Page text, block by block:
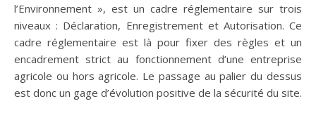
l’Environnement », est un cadre réglementaire sur trois
niveaux : Déclaration, Enregistrement et Autorisation. Ce
cadre réglementaire est là pour fixer des règles et un
encadrement strict au fonctionnement d’une entreprise
agricole ou hors agricole. Le passage au palier du dessus
est donc un gage d’évolution positive de la sécurité du site.